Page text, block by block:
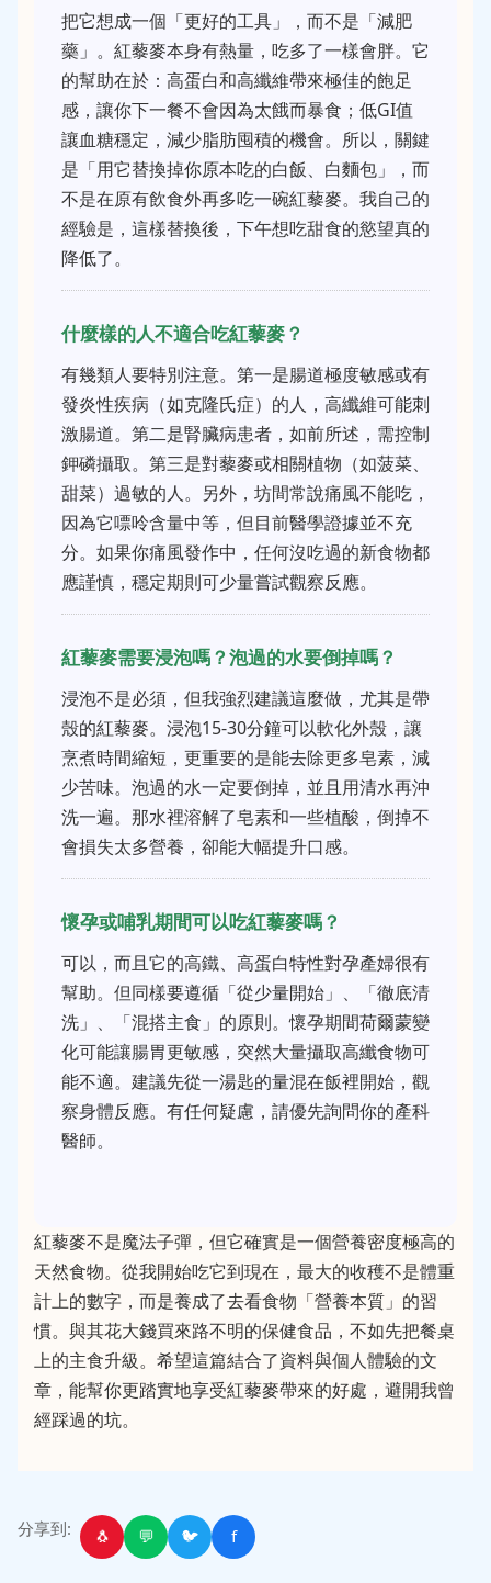
把它想成一個「更好的工具」，而不是「減肥
藥」。紅藜麥本身有熱量，吃多了一樣會胖。它
的幫助在於：高蛋白和高纖維帶來極佳的飽足
感，讓你下一餐不會因為太餓而暴食；低GI值
讓血糖穩定，減少脂肪囤積的機會。所以，關鍵
是「用它替換掉你原本吃的白飯、白麵包」，而
不是在原有飲食外再多吃一碗紅藜麥。我自己的
經驗是，這樣替換後，下午想吃甜食的慾望真的
降低了。
什麼樣的人不適合吃紅藜麥？
有幾類人要特別注意。第一是腸道極度敏感或有
發炎性疾病（如克隆氏症）的人，高纖維可能刺
激腸道。第二是腎臟病患者，如前所述，需控制
鉀磷攝取。第三是對藜麥或相關植物（如菠菜、
甜菜）過敏的人。另外，坊間常說痛風不能吃，
因為它嘌呤含量中等，但目前醫學證據並不充
分。如果你痛風發作中，任何沒吃過的新食物都
應謹慎，穩定期則可少量嘗試觀察反應。
紅藜麥需要浸泡嗎？泡過的水要倒掉嗎？
浸泡不是必須，但我強烈建議這麼做，尤其是帶
殼的紅藜麥。浸泡15-30分鐘可以軟化外殼，讓
烹煮時間縮短，更重要的是能去除更多皂素，減
少苦味。泡過的水一定要倒掉，並且用清水再沖
洗一遍。那水裡溶解了皂素和一些植酸，倒掉不
會損失太多營養，卻能大幅提升口感。
懷孕或哺乳期間可以吃紅藜麥嗎？
可以，而且它的高鐵、高蛋白特性對孕產婦很有
幫助。但同樣要遵循「從少量開始」、「徹底清
洗」、「混搭主食」的原則。懷孕期間荷爾蒙變
化可能讓腸胃更敏感，突然大量攝取高纖食物可
能不適。建議先從一湯匙的量混在飯裡開始，觀
察身體反應。有任何疑慮，請優先詢問你的產科
醫師。
紅藜麥不是魔法子彈，但它確實是一個營養密度極高的
天然食物。從我開始吃它到現在，最大的收穫不是體重
計上的數字，而是養成了去看食物「營養本質」的習
慣。與其花大錢買來路不明的保健食品，不如先把餐桌
上的主食升級。希望這篇結合了資料與個人體驗的文
章，能幫你更踏實地享受紅藜麥帶來的好處，避開我曾
經踩過的坑。
分享到: 🐧 💬 🐦 f